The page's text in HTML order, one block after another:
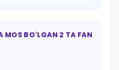
MOS BO'LGAN 2 TA FAN